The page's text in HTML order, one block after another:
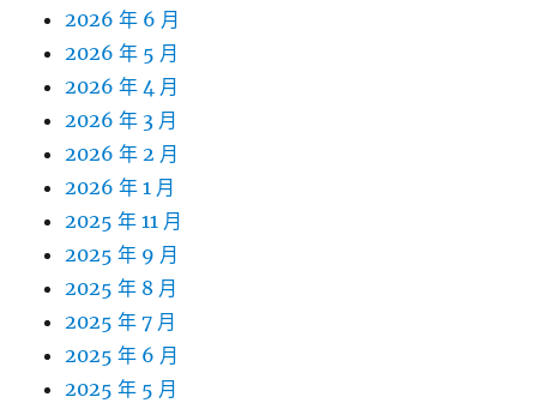
2026 年 6 月
2026 年 5 月
2026 年 4 月
2026 年 3 月
2026 年 2 月
2026 年 1 月
2025 年 11 月
2025 年 9 月
2025 年 8 月
2025 年 7 月
2025 年 6 月
2025 年 5 月